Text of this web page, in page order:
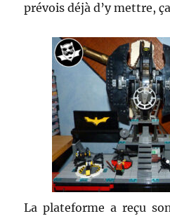
prévois déjà d’y mettre,
La plateforme a reçu